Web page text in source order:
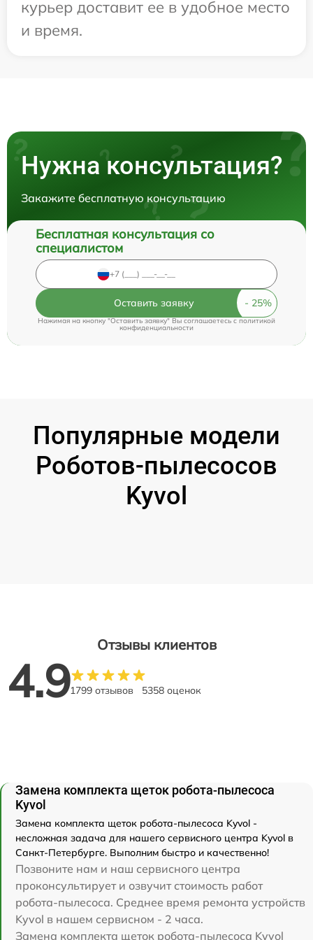
курьер доставит ее в удобное место
и время.
Нужна консультация?
Закажите бесплатную консультацию
Бесплатная консультация со
специалистом
Оставить заявку
Нажимая на кнопку "Оставить заявку" Вы соглашаетесь cполитикой
конфиденциальности
Популярные модели
Роботов-пылесосов
Kyvol
Отзывы клиентов
4.91799 отзывов 5358 оценок
Замена комплекта щеток робота-пылесоса
Kyvol
Замена комплекта щеток робота-пылесоса Kyvol -
несложная задача для нашего сервисного центра Kyvol в
Санкт-Петербурге. Выполним быстро и качественно!
Позвоните нам и наш сервисного центра
проконсультирует и озвучит стоимость работ
робота-пылесоса. Среднее время ремонта устройств
Kyvol в нашем сервисном - 2 часа.
Замена комплекта щеток робота-пылесоса Kyvol